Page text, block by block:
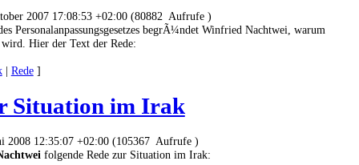
2007 17:08:53 +02:00 (80882 Aufrufe )
Personalanpassungsgesetzes begrÃ¼ndet Winfried Nachtwei, warum
Hier der Text der Rede:
| Rede]
Situation im Irak
2008 12:35:07 +02:00 (105367 Aufrufe )
folgende Rede zur Situation im Irak: